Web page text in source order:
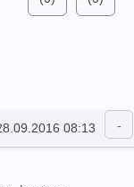
08:13